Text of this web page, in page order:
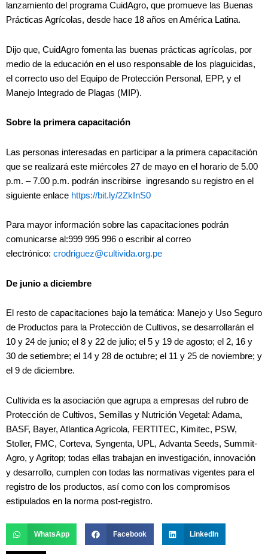
lanzamiento del programa CuidAgro, que promueve las Buenas
Prácticas Agrícolas, desde hace 18 años en América Latina.
Dijo que, CuidAgro fomenta las buenas prácticas agrícolas, por
medio de la educación en el uso responsable de los plaguicidas,
el correcto uso del Equipo de Protección Personal, EPP, y el
Manejo Integrado de Plagas (MIP).
Sobre la primera capacitación
Las personas interesadas en participar a la primera capacitación
que se realizará este miércoles 27 de mayo en el horario de 5.00
p.m. – 7.00 p.m. podrán inscribirse ingresando su registro en el
siguiente enlace https://bit.ly/2ZkInS0
Para mayor información sobre las capacitaciones podrán
comunicarse al:999 995 996 o escribir al correo
electrónico: crodriguez@cultivida.org.pe
De junio a diciembre
El resto de capacitaciones bajo la temática: Manejo y Uso Seguro
de Productos para la Protección de Cultivos, se desarrollarán el
10 y 24 de junio; el 8 y 22 de julio; el 5 y 19 de agosto; el 2, 16 y
30 de setiembre; el 14 y 28 de octubre; el 11 y 25 de noviembre; y
el 9 de diciembre.
Cultivida es la asociación que agrupa a empresas del rubro de
Protección de Cultivos, Semillas y Nutrición Vegetal: Adama,
BASF, Bayer, Atlantica Agrícola, FERTITEC, Kimitec, PSW,
Stoller, FMC, Corteva, Syngenta, UPL, Advanta Seeds, Summit-
Agro, y Agritop; todas ellas trabajan en investigación, innovación
y desarrollo, cumplen con todas las normativas vigentes para el
registro de los productos, así como con los compromisos
estipulados en la norma post-registro.
WhatsApp Facebook LinkedIn